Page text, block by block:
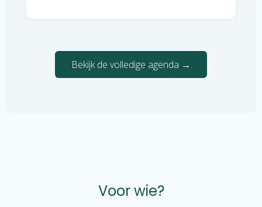
Bekijk de volledige agenda →
Voor wie?